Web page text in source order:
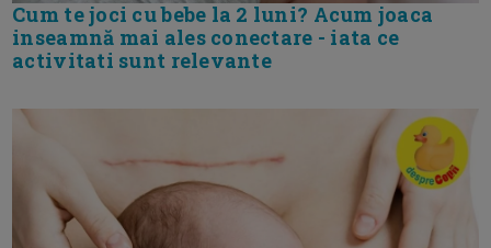
Cum te joci cu bebe la 2 luni? Acum joaca
inseamnă mai ales conectare - iata ce
activitati sunt relevante